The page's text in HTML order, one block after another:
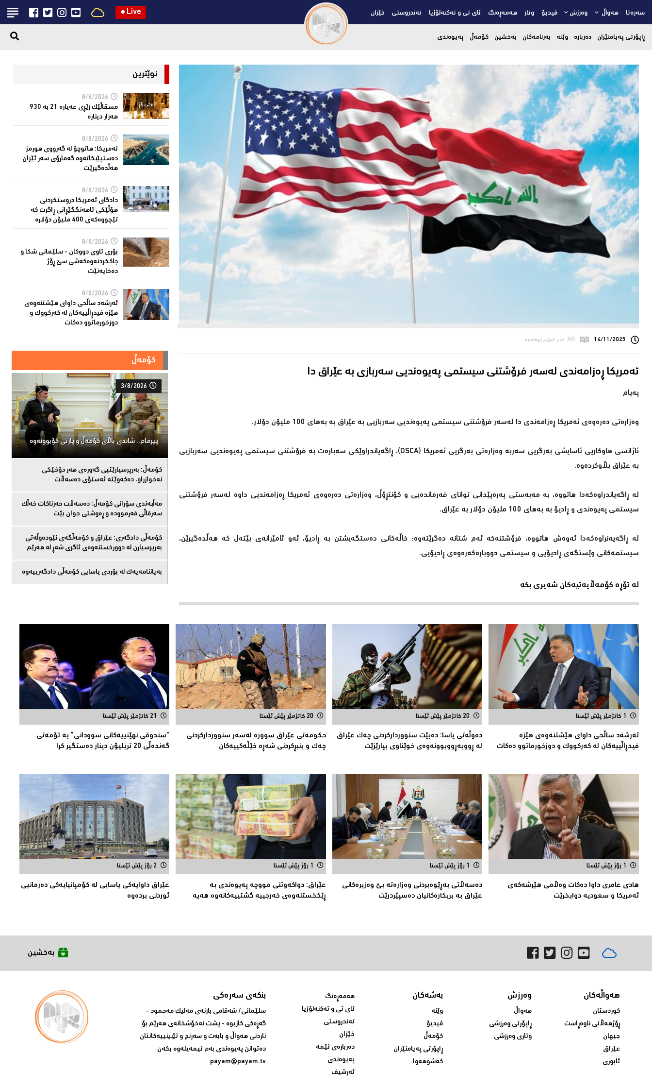
سەرەتا هەواڵ وەرزش ڤیدیۆ وتار هەمەڕەنگ ئای تی و تەکنەلۆژیا تەندروستی خێزان ● Live
ڕاپۆرتی پەیامنێران دەربارە وێنە بەرنامەکان بەخشین کۆمەڵ پەیوەندی
14/11/2025 369 جار خوێنراوەتەوە
ئەمریكا ڕەزامەندی لەسەر فرۆشتنی سیستمی پەیوەندیی سەربازی بە عێراق دا
پەیام
وەزارەتی دەرەوەی ئەمریكا ڕەزامەندی دا لەسەر فرۆشتنی سیستمی پەیوەندیی سەربازیی بە عێراق بە بەهای 100 ملیۆن دۆلار.
ئاژانسی هاوكاریی ئاسایشی بەرگریی سەربە وەزارەتی بەرگریی ئەمریكا (DSCA)، ڕاگەیاندراوێكی سەبارەت بە فرۆشتنی سیستمی پەیوەندیی سەربازیی
بە عێراق بڵاوكردەوە.
لە ڕاگەیاندراوەكەدا هاتووە، بە مەبەستی پەرەپێدانی توانای فەرماندەیی و كۆنتڕۆڵ، وەزارەتی دەرەوەی ئەمریكا ڕەزامەندیی داوە لەسەر فرۆشتنی
سیستمی پەیوەندی و ڕادیۆ بە بەهای 100 ملیۆن دۆلار بە عێراق.
لە ڕاگەیەنراوەكەدا ئەوەش هاتووە، فرۆشتنەكە ئەم شتانە دەگرێتەوە؛ خاڵەكانی دەستگەیشتن بە ڕادیۆ، ئەو ئامێرانەی بێتەل كە هەڵدەگیرێن،
سیستمەكانی وێستگەی ڕادیۆیی و سیستمی دووبارەكەرەوەی ڕادیۆیی.
لە تۆڕە کۆمەڵایەتیەکان شەیری بکە
نوێترین
8/8/2026
مسقاڵێک زێڕی عەیارە 21 بە 930
هەزار دینارە
8/8/2026
ئەمریكا: هاتوچۆ لە گەرووی هورمز
دەستپێبكاتەوە گەمارۆی سەر ئێران
هەڵدەگیرێت
8/8/2026
دادگای ئەمریكا دروستكردنی
هۆڵێكی ئاهەنگگێڕانی ڕاگرت كە
تێچووەكەی 400 ملیۆن دۆلارە
8/8/2026
بۆری ئاوی دووکان - سلێمانی شکا و
چاککردنەوەکەشى سێ ڕۆژ
دەخایەنێت
8/8/2026
ئەرشەد ساڵحی داواى هێشتنەوەى
هێزە فیدڕاڵییەکان لە كەركووك و
دوزخورماتوو دەکات
کۆمەڵ
3/8/2026
پیرمام.. شاندی باڵای كۆمه‌ڵ و پارتی كۆبوونه‌وه‌
كۆمەڵ: بەرپرسیارێتیی گەورەی هەر دۆخێکی
نەخوازراو، دەكەوێتە ئەستۆی دەسەڵات
مەڵبەندى سۆرانى کۆمەڵ: دەسەڵات حەزناکات خەڵک
سەرقاڵى فەرموودە و ڕەوشتى جوان بێت
کۆمەڵى دادگەرى: عێراق و كۆمەڵگەی نێودەوڵەتی
بەرپرسیارن لە دوورخستنەوەى ئاگری شەڕ لە هەرێم
بەیاننامەیەک لە بۆردی یاسایی کۆمەڵی دادگەرییەوە
1 کاتژمێر پێش ئێستا
ئەرشەد ساڵحی داواى هێشتنەوەى هێزە
فیدڕاڵییەکان لە كەركووك و دوزخورماتوو دەکات
20 کاتژمێر پێش ئێستا
دەوڵەتی یاسا: دەبێت سنوورداركردنی چەك عێراق
لە ڕووبەڕووبوونەوەی خوێناوی بپارێزێت
20 کاتژمێر پێش ئێستا
حكومەتى عێراق سوورە لەسەر سنوورداركردنی
چەك و بنبڕكردنی شەڕە خێڵەكییەكان
21 کاتژمێر پێش ئێستا
"سندوقی نهێنییەكانی سوودانی" بە تۆمەتی
گەندەڵی 20 تریلیۆن دینار دەستگیر كرا
1 رۆژ پێش ئێستا
هادی عامری داوا دەكات وەڵامی هێرشەكەی
ئەمریكا و سعودیە دوابخرێت
1 رۆژ پێش ئێستا
دەسەڵاتى بەڕێوەبردنی وەزارەتە بێ وەزیرەكانى
عێراق بە بریکارەکانیان دەسپێردرێت
1 رۆژ پێش ئێستا
عێراق: دواکەوتنى مووچە پەیوەندی بە
ڕێكخستنەوەی خەرجییە گشتییەکانەوە هەیە
2 رۆژ پێش ئێستا
عێراق داوایەکی یاسایی لە کۆمپانیایه‌كی دەرمانیى
ئوردنی بردەوە
بەخشین
هەواڵەکان
کوردستان
ڕۆژهەڵاتی ناوەڕاست
جیهان
عێراق
ئابوری
وەرزش
هەواڵ
ڕاپۆرتی وەرزشی
وتاری وەرزشی
بەشەکان
وێنە
ڤیدیۆ
کۆمەڵ
ڕاپۆرتی پەیامنێران
کەشوهەوا
هەمەڕەنگ
ئای تی و تەکنەلۆژیا
تەندروستی
خێزان
دەربارەی ئێمە
پەیوەندی
ئەرشیف
بنکەی سەرەکی
سلێمانی/ شه‌قامی بازنه‌ی مه‌لیک مه‌حمود -
گه‌ڕه‌کی کازیوه‌ - پشت نه‌خۆشخانه‌ی‌ هه‌رێم بۆ
ناردنی‌ هه‌واڵ و بابه‌ت و سه‌رنج و تێبینییه‌كانتان
ده‌توانن په‌یوه‌ندی‌ به‌م ئیمه‌یله‌وه‌ بكه‌ن
payam@payam.tv